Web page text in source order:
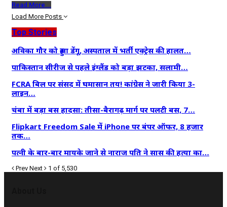
Read More...
Load More Posts
Top Stories
अविका गौर को हुआ डेंगू, अस्पताल में भर्ती एक्ट्रेस की हालत…
पाकिस्तान सीरीज से पहले इंग्लैंड को बड़ा झटका, सलामी…
FCRA बिल पर संसद में घमासान तय! कांग्रेस ने जारी किया 3-
लाइन…
चंबा में बड़ा बस हादसा: तीसा-बैरागढ़ मार्ग पर पलटी बस, 7…
Flipkart Freedom Sale में iPhone पर बंपर ऑफर, 8 हजार
तक…
पत्नी के बार-बार मायके जाने से नाराज पति ने सास की हत्या का…
Prev Next 1 of 5,530